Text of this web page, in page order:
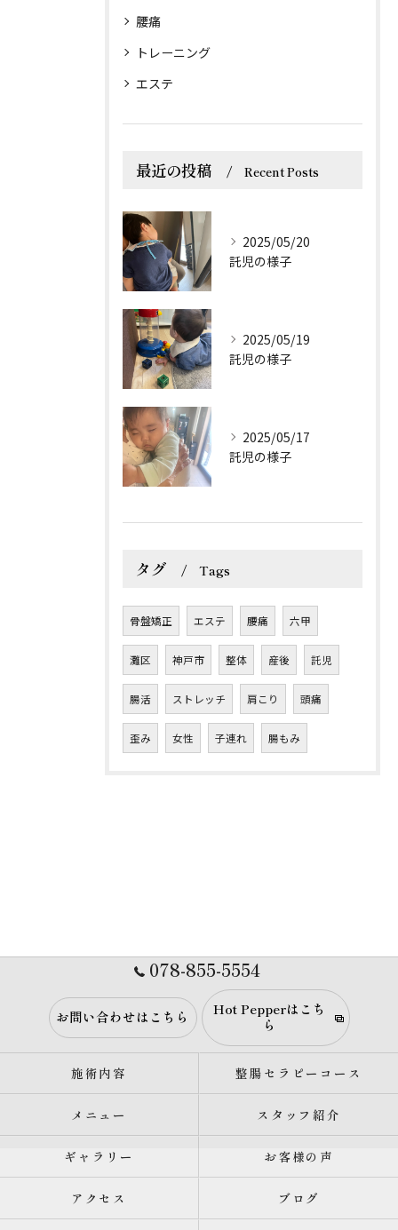
腰痛
トレーニング
エステ
最近の投稿 Recent Posts
2025/05/20
託児の様子
2025/05/19
託児の様子
2025/05/17
託児の様子
タグ Tags
骨盤矯正 エステ 腰痛 六甲
灘区 神戸市 整体 産後 託児
腸活 ストレッチ 肩こり 頭痛
歪み 女性 子連れ 腸もみ
078-855-5554
お問い合わせはこちら
Hot Pepperはこち
ら
施術内容 整腸セラピーコース
メニュー スタッフ紹介
ギャラリー お客様の声
アクセス ブログ